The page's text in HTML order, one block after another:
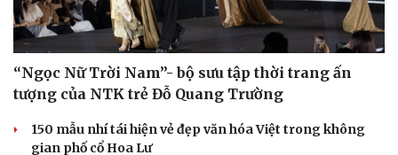
“Ngọc Nữ Trời Nam”- bộ sưu tập thời trang ấn
tượng của NTK trẻ Đỗ Quang Trường
150 mẫu nhí tái hiện vẻ đẹp văn hóa Việt trong không
gian phố cổ Hoa Lư